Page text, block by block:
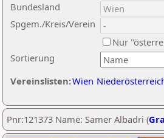
Sortierung
Bundesland
Spgem./Kreis/Verein
Nur
Vereinslisten:Wien
Pnr:121373 Name: Samer Albadri (